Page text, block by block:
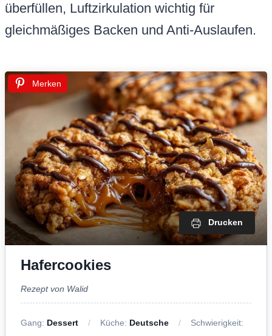
überfüllen, Luftzirkulation wichtig für
gleichmäßiges Backen und Anti-Auslaufen.
Merken
Drucken
Hafercookies
Rezept von Walid
Gang: Dessert Küche: Deutsche Schwierigkeit: